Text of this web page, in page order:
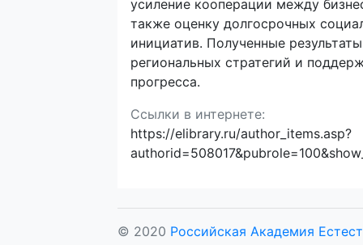
усиление кооперации между
также оценку долгосрочных
инициатив. Полученные
региональных стратегий и
прогресса.
Ссылки в интернете:
https://elibrary.ru/author_items.asp?
© 2020 Российская Академия